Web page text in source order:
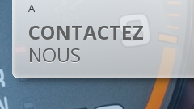
A
CONTACTEZ
NOUS